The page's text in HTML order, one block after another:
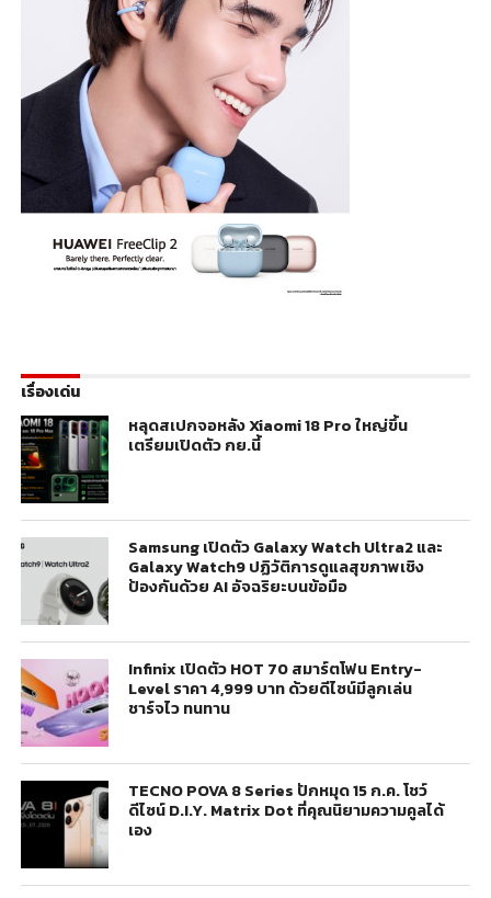
เรื่องเด่น
หลุดสเปกจอหลัง Xiaomi 18 Pro ใหญ่ขึ้น
เตรียมเปิดตัว กย.นี้
Samsung เปิดตัว Galaxy Watch Ultra2 และ
Galaxy Watch9 ปฏิวัติการดูแลสุขภาพเชิง
ป้องกันด้วย AI อัจฉริยะบนข้อมือ
Infinix เปิดตัว HOT 70 สมาร์ตโฟน Entry-
Level ราคา 4,999 บาท ด้วยดีไซน์มีลูกเล่น
ชาร์จไว ทนทาน
TECNO POVA 8 Series ปักหมุด 15 ก.ค. โชว์
ดีไซน์ D.I.Y. Matrix Dot ที่คุณนิยามความคูลได้
เอง